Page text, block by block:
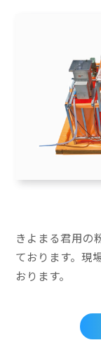
きよまる君用の
ております。現
おります。